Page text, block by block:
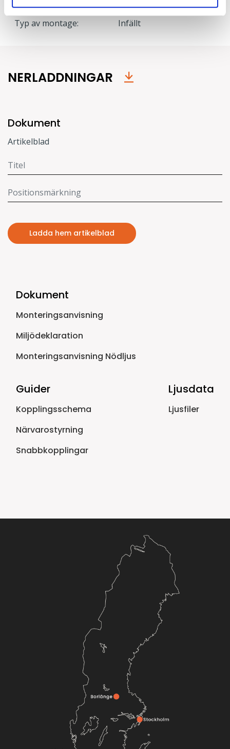
Typ av montage: Infällt
NERLADDNINGAR
Dokument
Artikelblad
Ladda hem artikelblad
Dokument
Monteringsanvisning
Miljödeklaration
Monteringsanvisning Nödljus
Guider
Kopplingsschema
Närvarostyrning
Snabbkopplingar
Ljusdata
Ljusfiler